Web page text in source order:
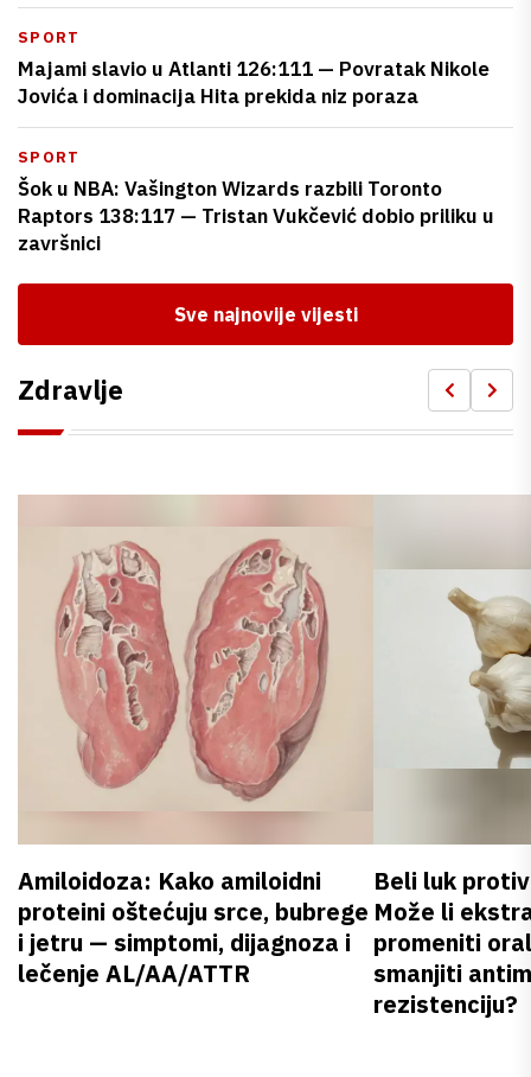
SPORT
Majami slavio u Atlanti 126:111 — Povratak Nikole
Jovića i dominacija Hita prekida niz poraza
SPORT
Šok u NBA: Vašington Wizards razbili Toronto
Raptors 138:117 — Tristan Vukčević dobio priliku u
završnici
Sve najnovije vijesti
Zdravlje
Amiloidoza: Kako amiloidni
proteini oštećuju srce, bubrege
i jetru — simptomi, dijagnoza i
lečenje AL/AA/ATTR
Beli luk
Može li
promeniti
smanjiti
rezistenciju?